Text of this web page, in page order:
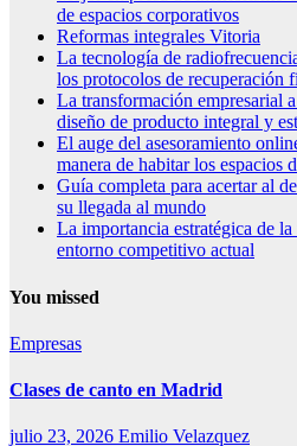
de espacios corporativos
Reformas integrales Vitoria
La tecnología de
los protocolos de recuperación
La transformación empresarial
diseño de producto integral y
El auge del asesoramiento
manera de habitar los espacios
Guía completa para acertar al
su llegada al mundo
La importancia estratégica de
entorno competitivo actual
You missed
Empresas
Clases de canto en Madrid
julio 23, 2026 Emilio Velazquez